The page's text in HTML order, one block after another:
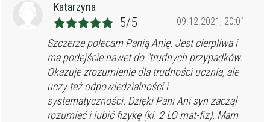
Katarzyna
09.12.2021, 20:01
5/5
Szczerze polecam Panią Anię. Jest cierpliwa i
ma podejście nawet do "trudnych przypadków.
Okazuje zrozumienie dla trudności ucznia, ale
uczy też odpowiedzialności i
systematyczności. Dzięki Pani Ani syn zaczął
rozumieć i lubić fizykę (kl. 2 LO mat-fiz). Mam